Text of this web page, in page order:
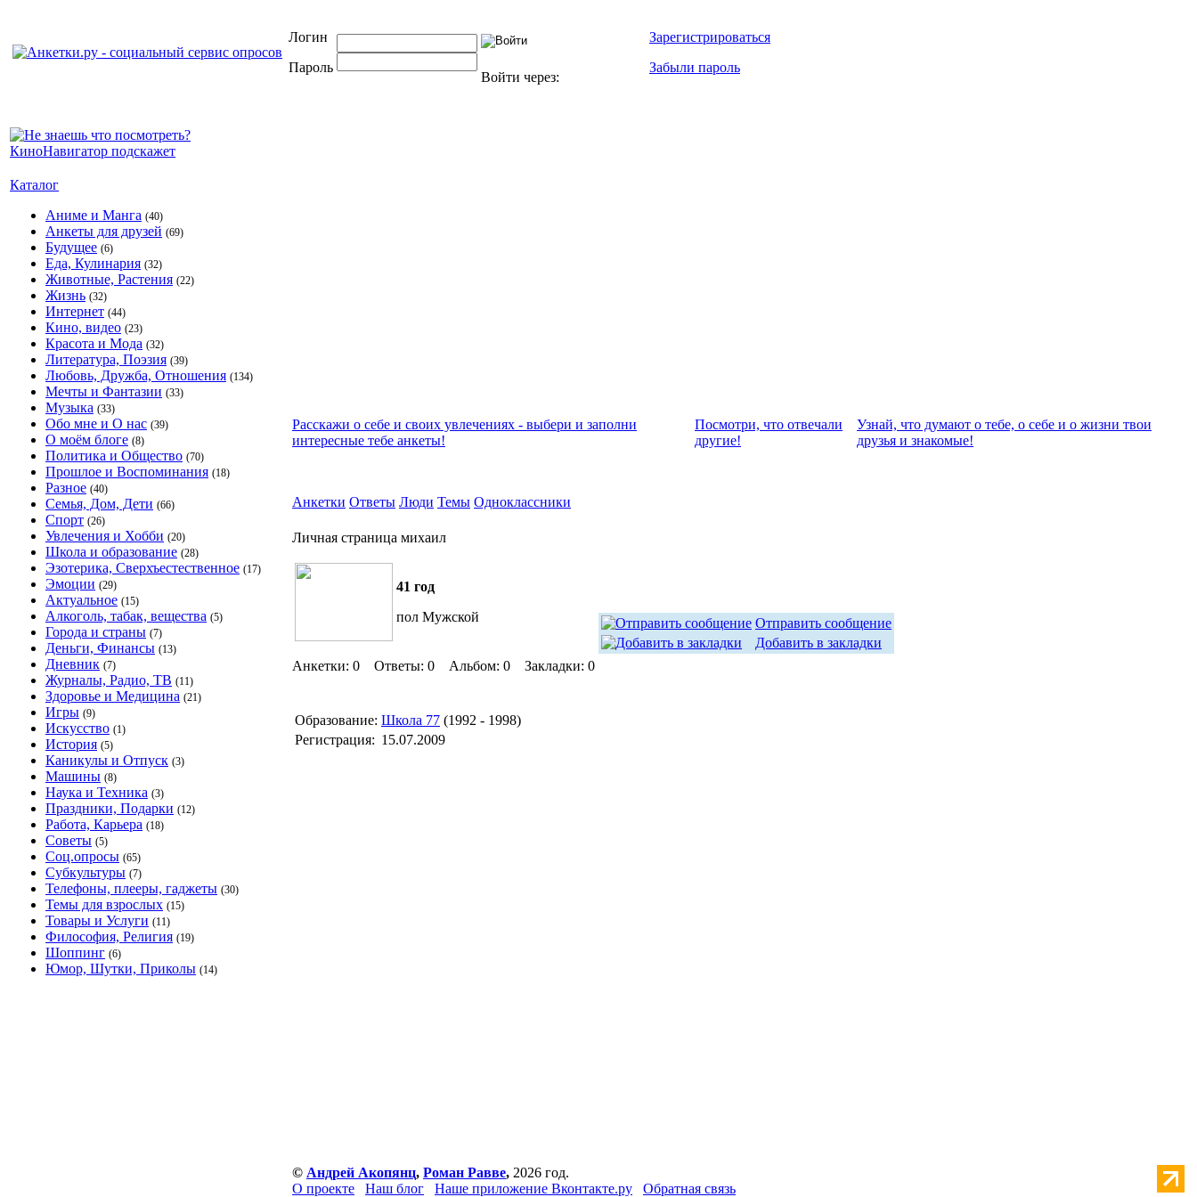
Логин
Пароль
Войти через:
Зарегистрироваться
Забыли пароль
Каталог
Аниме и Манга (40)
Анкеты для друзей (69)
Будущее (6)
Еда, Кулинария (32)
Животные, Растения (22)
Жизнь (32)
Интернет (44)
Кино, видео (23)
Красота и Мода (32)
Литература, Поэзия (39)
Любовь, Дружба, Отношения (134)
Мечты и Фантазии (33)
Музыка (33)
Обо мне и О нас (39)
О моём блоге (8)
Политика и Общество (70)
Прошлое и Воспоминания (18)
Разное (40)
Семья, Дом, Дети (66)
Спорт (26)
Увлечения и Хобби (20)
Школа и образование (28)
Эзотерика, Сверхъестественное (17)
Эмоции (29)
Актуальное (15)
Алкоголь, табак, вещества (5)
Города и страны (7)
Деньги, Финансы (13)
Дневник (7)
Журналы, Радио, ТВ (11)
Здоровье и Медицина (21)
Игры (9)
Искусство (1)
История (5)
Каникулы и Отпуск (3)
Машины (8)
Наука и Техника (3)
Праздники, Подарки (12)
Работа, Карьера (18)
Советы (5)
Соц.опросы (65)
Субкультуры (7)
Телефоны, плееры, гаджеты (30)
Темы для взрослых (15)
Товары и Услуги (11)
Философия, Религия (19)
Шоппинг (6)
Юмор, Шутки, Приколы (14)
Расскажи о себе и своих увлечениях - выбери и заполни
интересные тебе анкеты!
Посмотри, что отвeчали
другие!
Узнай, что думают о тебе, о себе и о жизни твои
друзья и знакомые!
Анкетки Ответы Люди Темы Одноклассники
Личная страница михаил
41 год
пол Мужской
Анкетки: 0 Ответы: 0 Альбом: 0 Закладки: 0
Образование: Школа 77 (1992 - 1998)
Регистрация: 15.07.2009
Отправить сообщение
Добавить в закладки
© Андрей Акопянц, Роман Равве, 2026 год.
О проекте
Наш блог Наше приложение Вконтакте.ру Обратная связь